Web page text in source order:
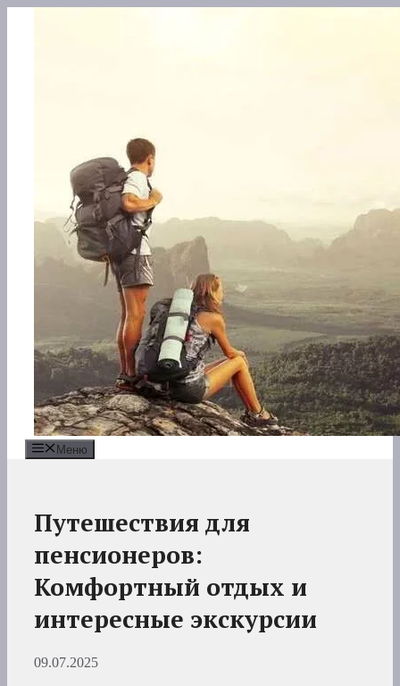
Меню
Путешествия для
пенсионеров:
Комфортный отдых и
интересные экскурсии
09.07.2025